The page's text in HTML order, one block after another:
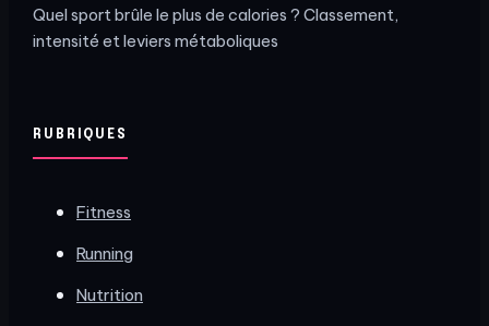
Quel sport brûle le plus de calories ? Classement,
intensité et leviers métaboliques
RUBRIQUES
Fitness
Running
Nutrition